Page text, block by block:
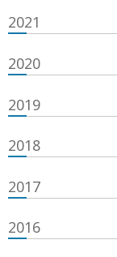
2021
2020
2019
2018
2017
2016